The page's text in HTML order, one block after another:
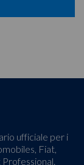
ufficiale per i
Fiat,